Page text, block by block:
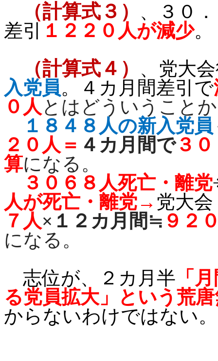
（計算式３）
、３０
差引
１２２０人が減少。
（計算式４）
、党大
入党員。４カ月間差引で
０人 とはどういうこと
１８４８人の新入党員
２０人＝ ４カ月間で３
算になる。
３０６８人死亡・離党
人が死亡・離党→ 党大会
７人×１２カ月間≒ ９２
になる。
志位が、２カ月半 「
る党員拡大」という荒
からないわけではない。